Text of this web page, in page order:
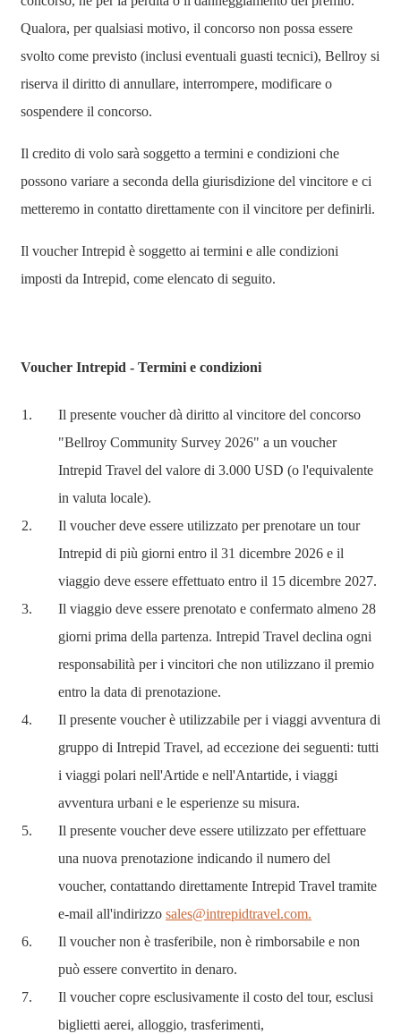
Qualora, per qualsiasi motivo, il concorso non possa essere
svolto come previsto (inclusi eventuali guasti tecnici), Bellroy si
riserva il diritto di annullare, interrompere, modificare o
sospendere il concorso.
Il credito di volo sarà soggetto a termini e condizioni che
possono variare a seconda della giurisdizione del vincitore e ci
metteremo in contatto direttamente con il vincitore per definirli.
Il voucher Intrepid è soggetto ai termini e alle condizioni
imposti da Intrepid, come elencato di seguito.
Voucher Intrepid - Termini e condizioni
Il presente voucher dà diritto al vincitore del concorso
"Bellroy Community Survey 2026" a un voucher
Intrepid Travel del valore di 3.000 USD (o l'equivalente
in valuta locale).
Il voucher deve essere utilizzato per prenotare un tour
Intrepid di più giorni entro il 31 dicembre 2026 e il
viaggio deve essere effettuato entro il 15 dicembre 2027.
Il viaggio deve essere prenotato e confermato almeno 28
giorni prima della partenza. Intrepid Travel declina ogni
responsabilità per i vincitori che non utilizzano il premio
entro la data di prenotazione.
Il presente voucher è utilizzabile per i viaggi avventura di
gruppo di Intrepid Travel, ad eccezione dei seguenti: tutti
i viaggi polari nell'Artide e nell'Antartide, i viaggi
avventura urbani e le esperienze su misura.
Il presente voucher deve essere utilizzato per effettuare
una nuova prenotazione indicando il numero del
voucher, contattando direttamente Intrepid Travel tramite
e-mail all'indirizzo sales@intrepidtravel.com.
Il voucher non è trasferibile, non è rimborsabile e non
può essere convertito in denaro.
Il voucher copre esclusivamente il costo del tour, esclusi
biglietti aerei, alloggio, trasferimenti,